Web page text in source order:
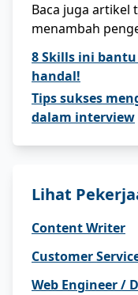
Baca juga
menambah
8 Skills ini
handal!
Tips sukses
dalam interview
Lihat
Content Writer
Customer
Web Engineer /